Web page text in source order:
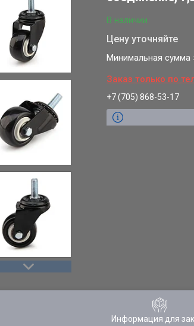
В наличии
Цену уточняйте
Минимальная сумма
Заказ только по
+7 (705) 868-53-17
Информация для